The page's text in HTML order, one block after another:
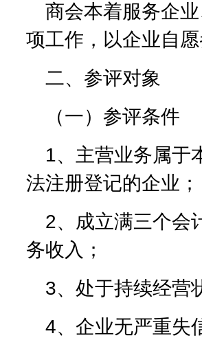
商会本着服务企
项工作，以企业自
二、参评对象
（一）参评条件
1、主营业务属于
法注册登记的企业；
2、成立满三个会
务收入；
3、处于持续经营
4、企业无严重失